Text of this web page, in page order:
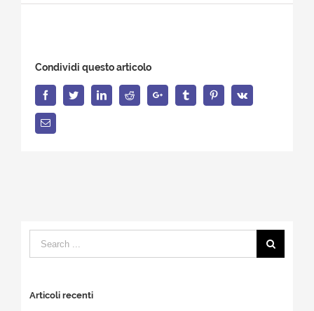
Condividi questo articolo
FacebookTwitterLinkedInReddit Google+ Tumblr PinterestVk
Email
Search
for:
Articoli recenti